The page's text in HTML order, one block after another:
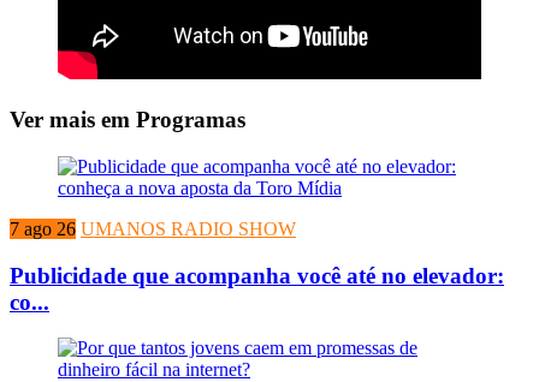
Ver mais em Programas
7 ago 26 UMANOS RADIO SHOW
Publicidade que acompanha você até no elevador:
co...